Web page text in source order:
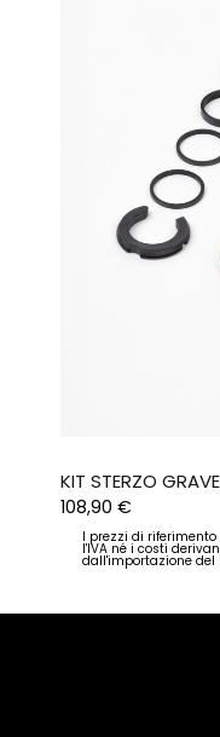
KIT STERZO
108,90€
I prezzi di
l'IVA né i costi
dall'importazione del